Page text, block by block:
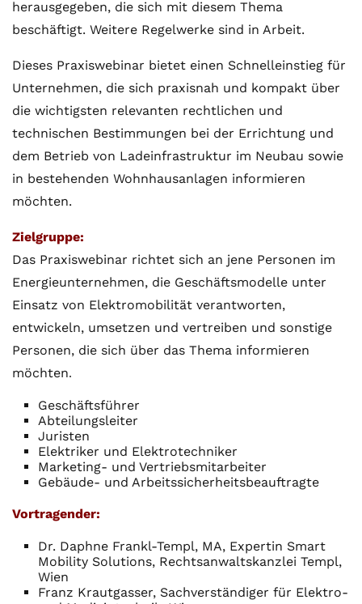
herausgegeben, die sich mit diesem Thema
beschäftigt. Weitere Regelwerke sind in Arbeit.
Dieses Praxiswebinar bietet einen Schnelleinstieg für
Unternehmen, die sich praxisnah und kompakt über
die wichtigsten relevanten rechtlichen und
technischen Bestimmungen bei der Errichtung und
dem Betrieb von Ladeinfrastruktur im Neubau sowie
in bestehenden Wohnhausanlagen informieren
möchten.
Zielgruppe:
Das Praxiswebinar richtet sich an jene Personen im
Energieunternehmen, die Geschäftsmodelle unter
Einsatz von Elektromobilität verantworten,
entwickeln, umsetzen und vertreiben und sonstige
Personen, die sich über das Thema informieren
möchten.
Geschäftsführer
Abteilungsleiter
Juristen
Elektriker und Elektrotechniker
Marketing- und Vertriebsmitarbeiter
Gebäude- und Arbeitssicherheitsbeauftragte
Vortragender:
Dr. Daphne Frankl-Templ, MA, Expertin Smart
Mobility Solutions, Rechtsanwaltskanzlei Templ,
Wien
Franz Krautgasser, Sachverständiger für Elektro-